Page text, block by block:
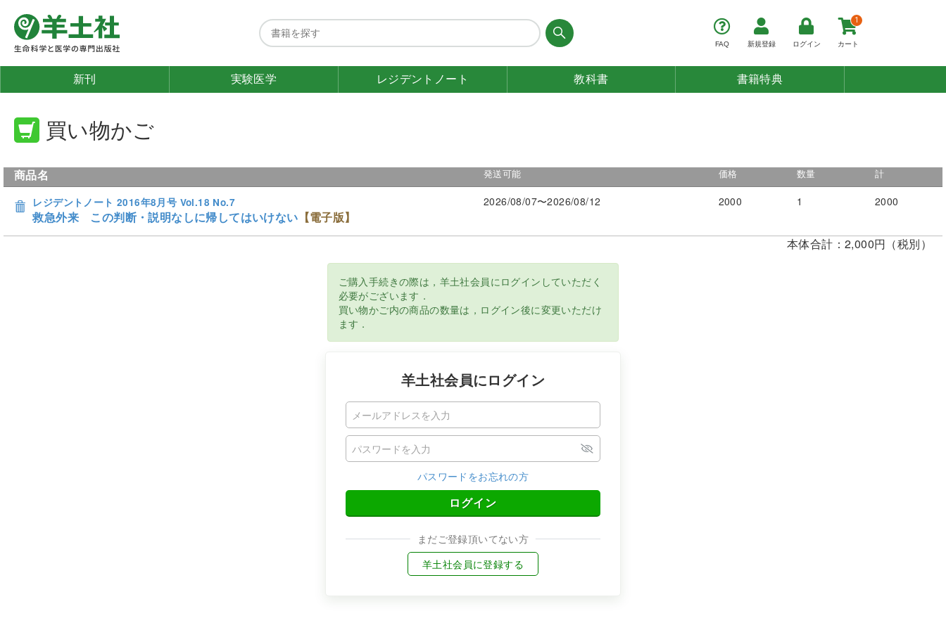
FAQ 新規登録 ログイン カート
1
新刊 実験医学 レジデント ノート 教科書 書籍特典
買い物かご
商品名 発送可能 価格 数量 計
レジデントノート 2016年8月号 Vol.18 No.7
救急外来 この判断・説明なしに帰してはいけない 【電子版】
2026/08/07〜2026/08/12 2000 1 2000
本体合計：2,000円（税別）
ご購入手続きの際は，羊土社会員にログインしていただく
必要がございます．
買い物かご内の商品の数量は，ログイン後に変更いただけ
ます．
羊土社会員にログイン
パスワードをお忘れの方
ログイン
まだご登録頂いてない方
羊土社会員に登録する